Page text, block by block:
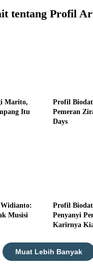
tentang Profil
Marito,
Itu
Profil
Pemeran
Days
Musisi
Profil
Penyanyi
Karirnya
Muat Lebih Banyak